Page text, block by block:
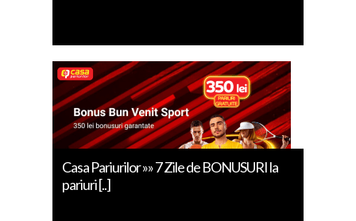
Casa Pariurilor »» 7 Zile de BONUSURI la
pariuri [..]